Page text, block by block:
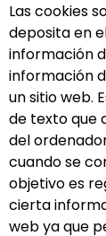
Las cookies
deposita en
información
información
un sitio web.
de texto que
del
cuando se
objetivo es
cierta
web ya que